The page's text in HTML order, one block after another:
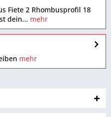
Fiete 2 Rhombusprofil 18
dein... mehr
mehr